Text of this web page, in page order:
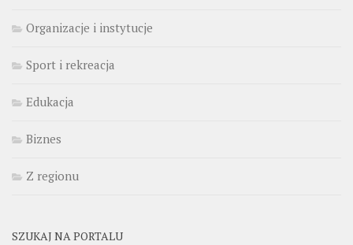
Organizacje i instytucje
Sport i rekreacja
Edukacja
Biznes
Z regionu
SZUKAJ NA PORTALU